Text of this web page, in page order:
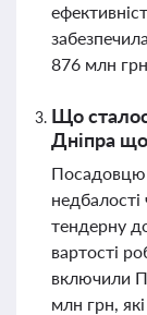
876 млн
Що
Дніпра
Посадовцю
недбалості
тендерну
вартості
включили
млн грн,